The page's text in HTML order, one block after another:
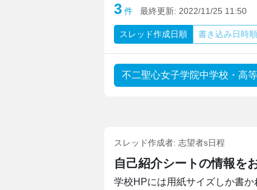
3 件 最終更新: 2022/11/25 11:50
スレッド作成日順 書き込み日時順
不二聖心女子学院中学校・高
スレッド作成者: 志望者s日程
自己紹介シートの情報を
学校HPには用紙サイズしか書